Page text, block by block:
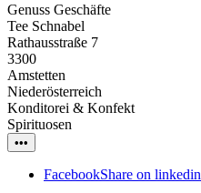
Genuss Geschäfte
Tee Schnabel
Rathausstraße 7
3300
Amstetten
Niederösterreich
Konditorei & Konfekt
Spirituosen
•••
FacebookShare on linkedin